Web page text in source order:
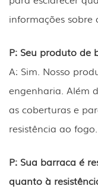
informações sobre
P: Seu produto de
A: Sim. Nosso
engenharia. Além
as coberturas e
resistência ao fogo.
P: Sua barraca é
quanto à